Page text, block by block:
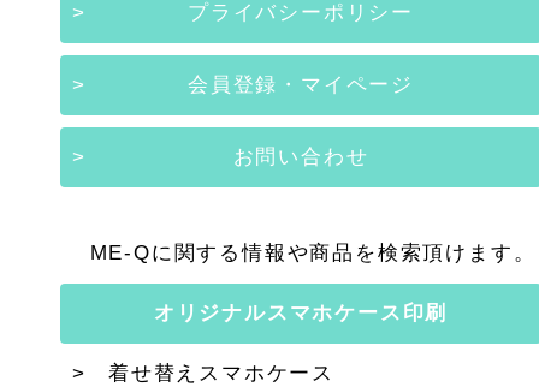
プライバシーポリシー
会員登録・マイページ
お問い合わせ
ME-Qに関する情報や商品を検索頂けます。
オリジナルスマホケース印刷
着せ替えスマホケース